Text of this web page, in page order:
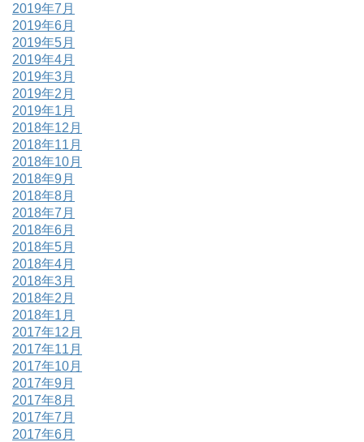
2019年7月
2019年6月
2019年5月
2019年4月
2019年3月
2019年2月
2019年1月
2018年12月
2018年11月
2018年10月
2018年9月
2018年8月
2018年7月
2018年6月
2018年5月
2018年4月
2018年3月
2018年2月
2018年1月
2017年12月
2017年11月
2017年10月
2017年9月
2017年8月
2017年7月
2017年6月